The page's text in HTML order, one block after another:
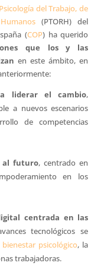
del Trabajo, de
(PTORH) del
(COP) ha querido
que los y las
en este ámbito, en
liderar el cambio,
a nuevos escenarios
de competencias
al futuro, centrado en
en los
centrada en las
tecnológicos se
bienestar psicológico, la
trabajadoras.